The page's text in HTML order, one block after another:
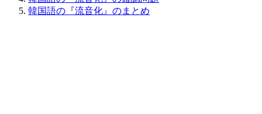
韓国語の『流音化』のまとめ